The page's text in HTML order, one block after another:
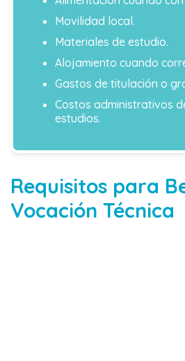
Movilidad local.
Materiales de estudio.
Alojamiento cuando
Gastos de titulación o
Costos administrativos
estudios.
Requisitos para
Vocación Técnica